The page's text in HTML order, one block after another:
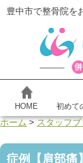
豊中市で整骨院を
HOME 初めて
ホーム>スタッフ
症例【肩部痛】